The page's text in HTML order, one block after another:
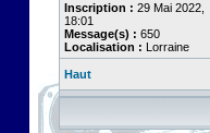
Inscription : 29 Mai 2022,
18:01
Message(s) : 650
Localisation : Lorraine
Haut